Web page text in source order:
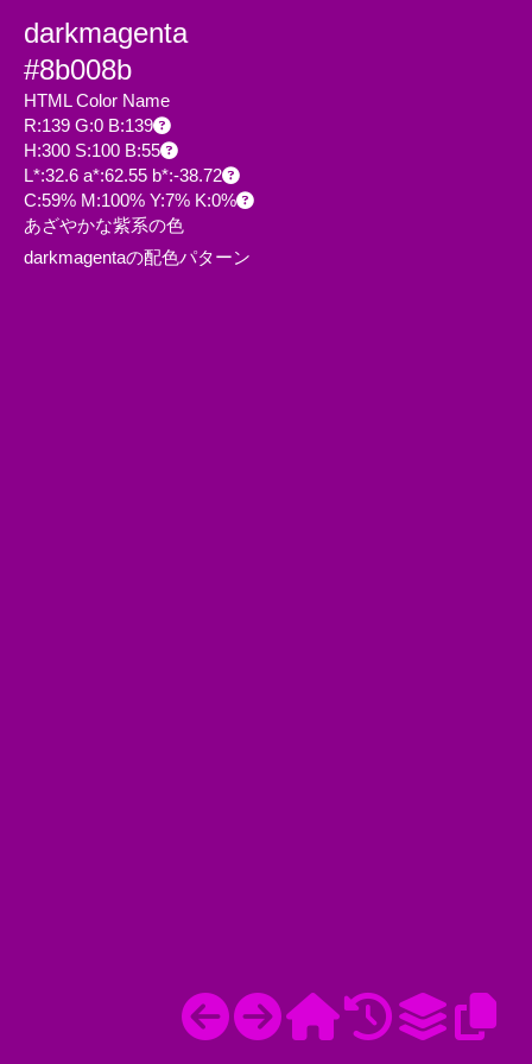
darkmagenta
#8b008b
HTML Color Name
R:139 G:0 B:139
H:300 S:100 B:55
L*:32.6 a*:62.55 b*:-38.72
C:59% M:100% Y:7% K:0%
あざやかな紫系の色
darkmagentaの配色パターン